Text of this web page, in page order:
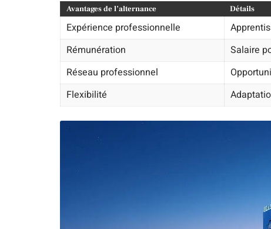
Avantages de l’alternance Détails
Expérience professionnelle
Rémunération
Salaire
Réseau professionnel
Flexibilité